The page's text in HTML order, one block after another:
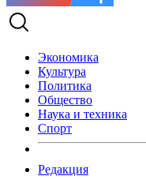
Экономика
Культура
Политика
Общество
Наука и техника
Спорт
Редакция